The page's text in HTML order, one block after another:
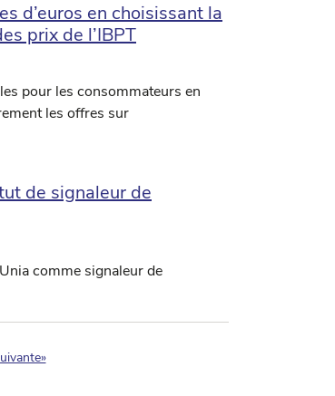
d’euros en choisissant la
prix de l’IBPT
pour les consommateurs en
les offres sur
de signaleur de
comme signaleur de